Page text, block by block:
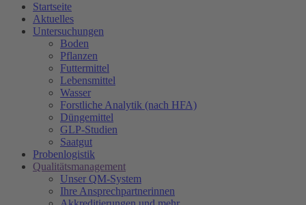
Startseite
Aktuelles
Untersuchungen
Boden
Pflanzen
Futtermittel
Lebensmittel
Wasser
Forstliche Analytik (nach HFA)
Düngemittel
GLP-Studien
Saatgut
Probenlogistik
Qualitätsmanagement
Unser QM-System
Ihre Ansprechpartnerinnen